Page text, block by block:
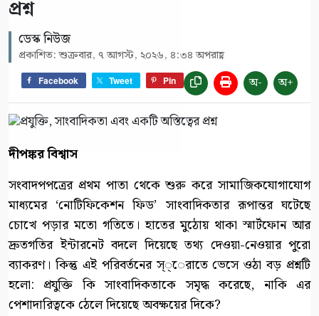
প্রশ্ন
ডেস্ক নিউজ
প্রকাশিত: শুক্রবার, ৭ আগস্ট, ২০২৬, ৪:৩৪ অপরাহ্ণ
Facebook Tweet Pin অ- অ+
দীপঙ্কর বিশ্বাস
সংবাদপপত্রের প্রথম পাতা থেকে শুরু করে সামাজিকযোগাযোগ
মাধ্যমের ‘নোটিফিকেশন ফিড’ সাংবাদিকতার রূপান্তর ঘটেছে
চোখে পড়ার মতো গতিতে। হাতের মুঠোয় থাকা স্মার্টফোন আর
দ্রুতগতির ইন্টারনেট বদলে দিয়েছে তথ্য দেওয়া-নেওয়ার পুরো
ব্যাকরণ। কিন্তু এই পরিবর্তনের স্্েরাতে ভেসে ওঠা বড় প্রশ্নটি
হলো: প্রযুক্তি কি সাংবাদিকতাকে সমৃদ্ধ করেছে, নাকি এর
পেশাদারিত্বকে ঠেলে দিয়েছে অবক্ষয়ের দিকে?